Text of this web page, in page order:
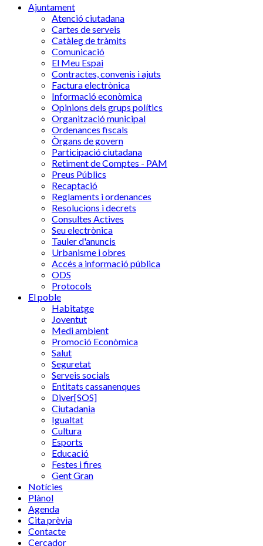
Ajuntament
Atenció ciutadana
Cartes de serveis
Catàleg de tràmits
Comunicació
El Meu Espai
Contractes, convenis i ajuts
Factura electrònica
Informació econòmica
Opinions dels grups polítics
Organització municipal
Ordenances fiscals
Òrgans de govern
Participació ciutadana
Retiment de Comptes - PAM
Preus Públics
Recaptació
Reglaments i ordenances
Resolucions i decrets
Consultes Actives
Seu electrònica
Tauler d'anuncis
Urbanisme i obres
Accés a informació pública
ODS
Protocols
El poble
Habitatge
Joventut
Medi ambient
Promoció Econòmica
Salut
Seguretat
Serveis socials
Entitats cassanenques
Diver[SOS]
Ciutadania
Igualtat
Cultura
Esports
Educació
Festes i fires
Gent Gran
Notícies
Plànol
Agenda
Cita prèvia
Contacte
Cercador